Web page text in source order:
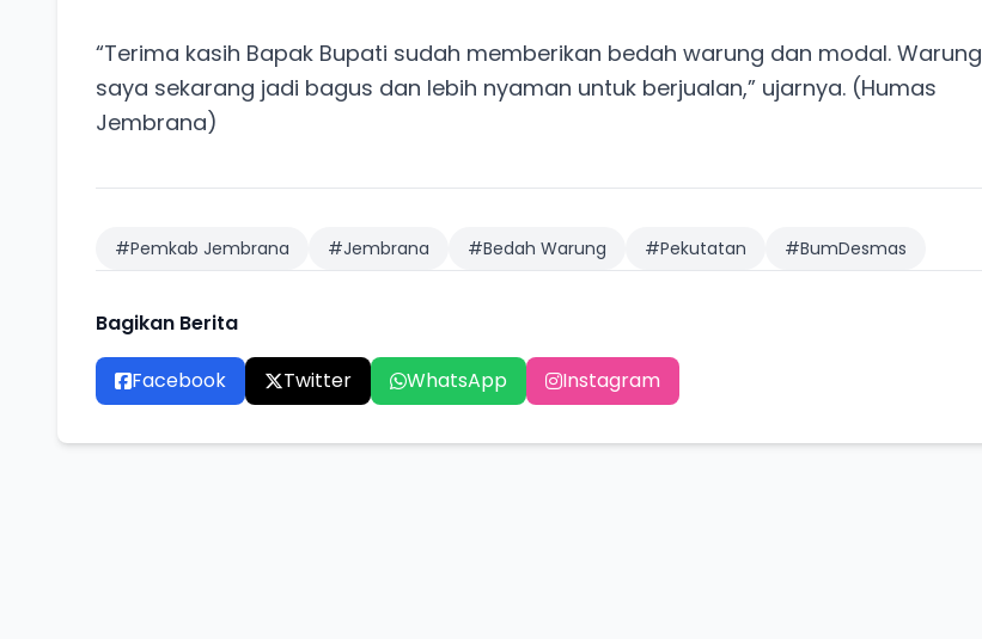
“Terima kasih Bapak Bupati sudah memberikan bedah warung dan modal. Warung
saya sekarang jadi bagus dan lebih nyaman untuk berjualan,” ujarnya. (Humas
Jembrana)
#Pemkab Jembrana #Jembrana #Bedah Warung #Pekutatan #BumDesmas
Bagikan Berita
Facebook Twitter WhatsApp Instagram